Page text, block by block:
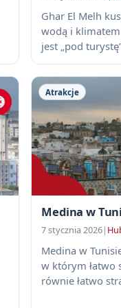
Ghar El Melh
wodą i
jest „pod
Atrakcje
Medina w
7 stycznia 2026|
Medina w
w którym łatwo
równie łatwo